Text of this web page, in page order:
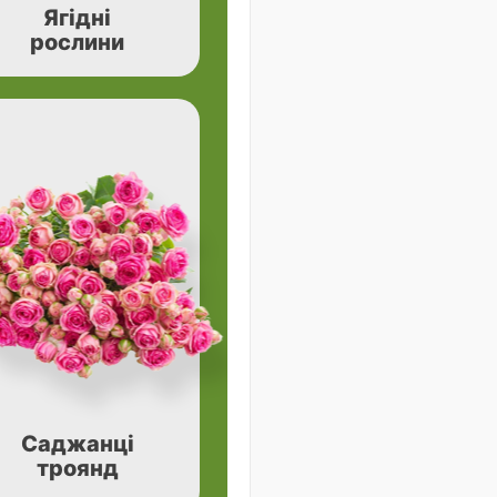
Ягідні
рослини
Саджанці
троянд